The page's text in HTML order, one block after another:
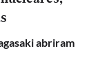
abriram